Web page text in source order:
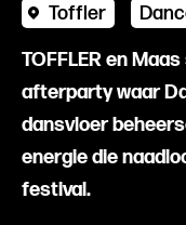
Toffler
TOFFLER en
afterparty waar
dansvloer
energie die
festival.